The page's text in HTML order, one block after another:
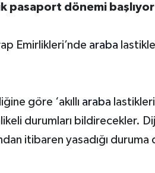
dönemi başlıyor
Emirlikleri’nde araba
göre ‘akıllı araba
durumları bildirecekler.
itibaren yasadığı